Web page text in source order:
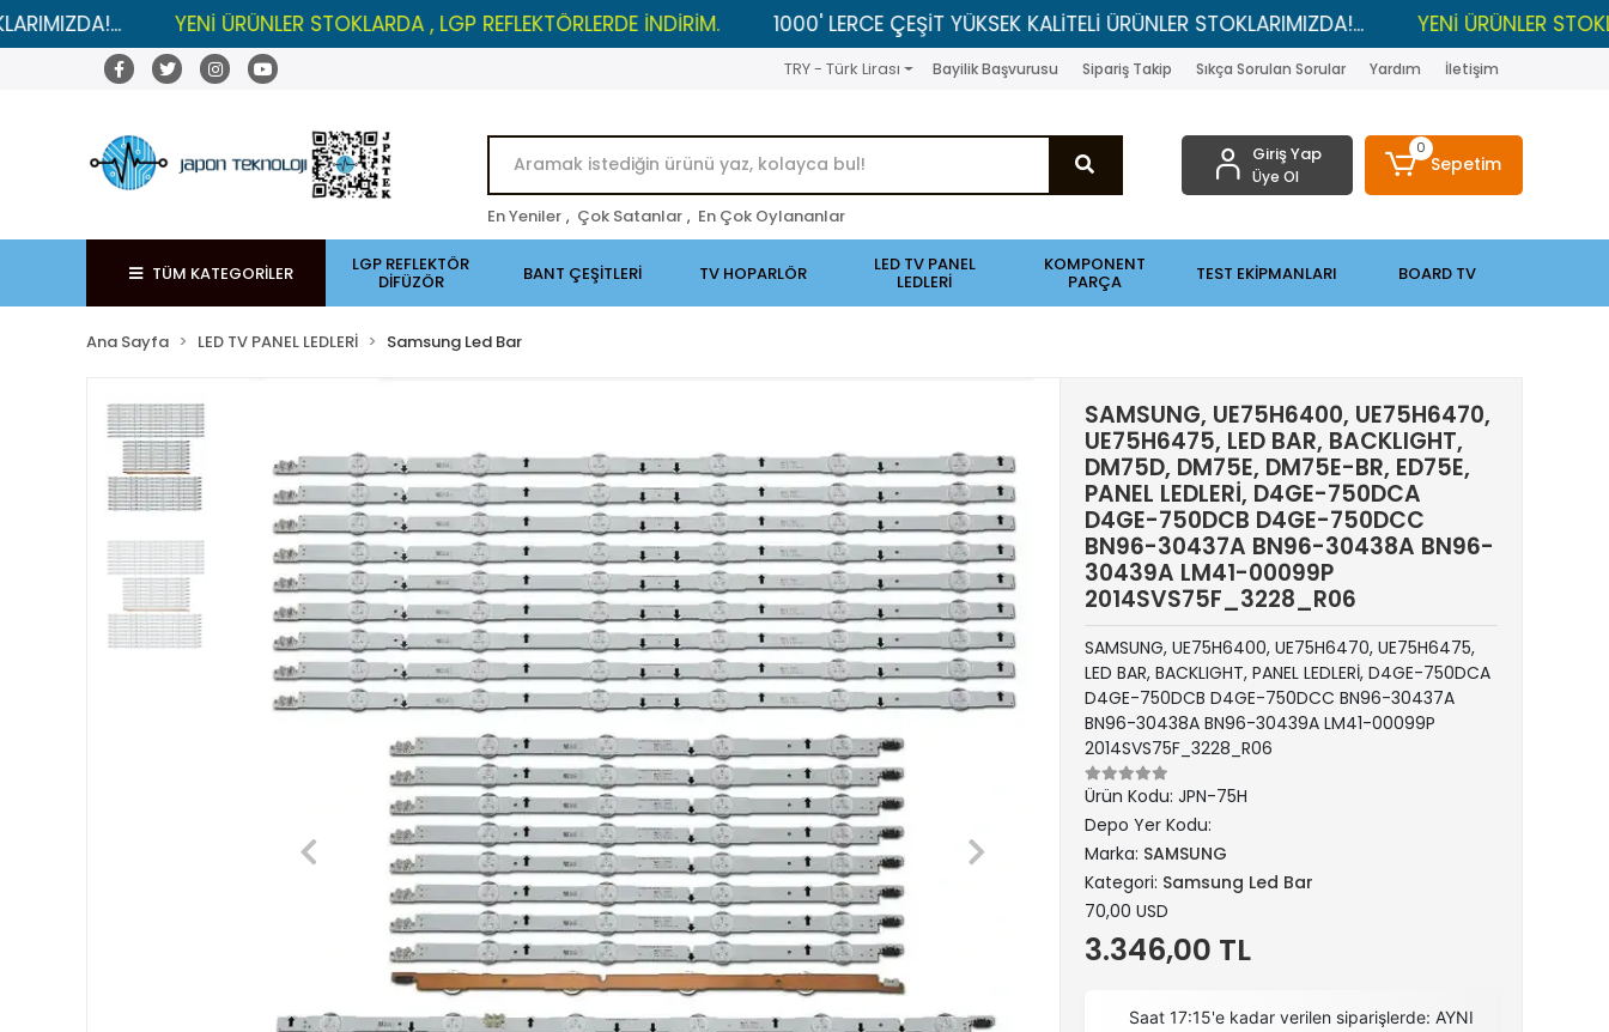
YENİ ÜRÜNLER STOKLARDA , LGP REFLEKTÖRLERDE İNDİRİM. 1000' LERCE ÇEŞİT YÜKSEK KALİTELİ ÜRÜNLER STOKLARIMIZDA!... YENİ ÜRÜNLER STOKLARDA ,
TRY - Türk Lirası Bayilik Başvurusu Sipariş Takip Sıkça Sorulan Sorular Yardım İletişim
En Yeniler , Çok Satanlar , En Çok Oylananlar
Giriş Yap
Üye Ol
0
Sepetim
TÜM KATEGORİLER LGP REFLEKTÖR
DİFÜZÖR BANT ÇEŞİTLERİ TV HOPARLÖR LED TV PANEL
LEDLERİ
KOMPONENT
PARÇA TEST EKİPMANLARI BOARD TV
Ana Sayfa LED TV PANEL LEDLERİ Samsung Led Bar
SAMSUNG, UE75H6400, UE75H6470,
UE75H6475, LED BAR, BACKLIGHT,
DM75D, DM75E, DM75E-BR, ED75E,
PANEL LEDLERİ, D4GE-750DCA
D4GE-750DCB D4GE-750DCC
BN96-30437A BN96-30438A BN96-
30439A LM41-00099P
2014SVS75F_3228_R06
SAMSUNG, UE75H6400, UE75H6470, UE75H6475,
LED BAR, BACKLIGHT, PANEL LEDLERİ, D4GE-750DCA
D4GE-750DCB D4GE-750DCC BN96-30437A
BN96-30438A BN96-30439A LM41-00099P
2014SVS75F_3228_R06
Ürün Kodu: JPN-75H
Depo Yer Kodu:
Marka: SAMSUNG
Kategori: Samsung Led Bar
70,00 USD
3.346,00 TL
Saat 17:15'e kadar verilen siparişlerde: AYNI